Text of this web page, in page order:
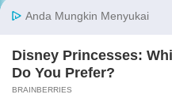
serta
Follow